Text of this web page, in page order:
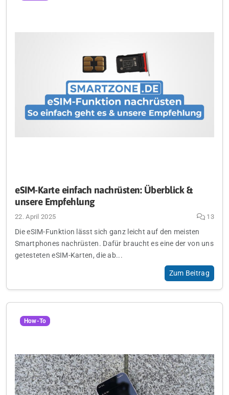
eSIM-Karte einfach nachrüsten: Überblick &
unsere Empfehlung
22. April 2025 13
Die eSIM-Funktion lässt sich ganz leicht auf den meisten
Smartphones nachrüsten. Dafür braucht es eine der von uns
getesteten eSIM-Karten, die ab...
Zum Beitrag
How-To